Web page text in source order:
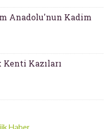
Anadolu'nun Kadim
Kazıları